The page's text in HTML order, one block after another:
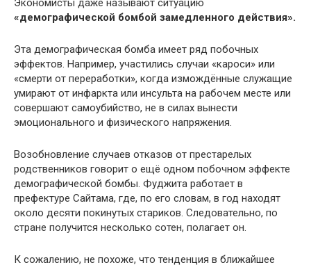
Экономисты даже называют ситуацию
«демографической бомбой замедленного действия».
Эта демографическая бомба имеет ряд побочных
эффектов. Например, участились случаи «кароси» или
«смерти от переработки», когда измождённые служащие
умирают от инфаркта или инсульта на рабочем месте или
совершают самоубийство, не в силах вынести
эмоционального и физического напряжения.
Возобновление случаев отказов от престарелых
родственников говорит о ещё одном побочном эффекте
демографической бомбы. Фуджита работает в
префектуре Сайтама, где, по его словам, в год находят
около десяти покинутых стариков. Следовательно, по
стране получится несколько сотен, полагает он.
К сожалению, не похоже, что тенденция в ближайшее